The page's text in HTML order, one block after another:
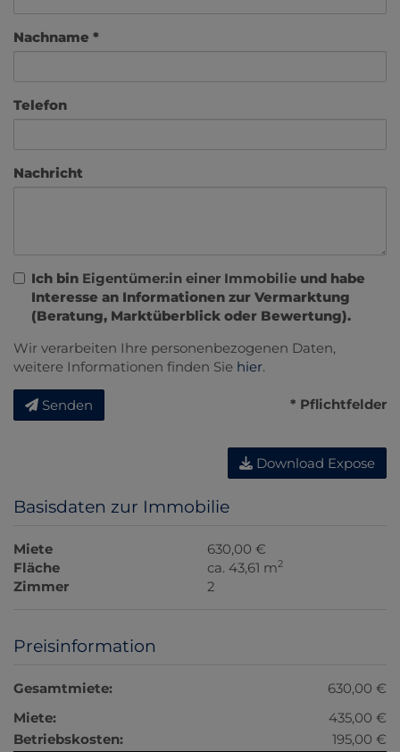
Nachname
Telefon
Nachricht
Ich bin Eigentümer:in einer Immobilie und habe
Interesse an Informationen zur Vermarktung
(Beratung, Marktüberblick oder Bewertung).
Wir verarbeiten Ihre personenbezogenen Daten,
weitere Informationen finden Sie hier.
Senden * Pflichtfelder
Download Expose
Basisdaten zur Immobilie
Miete
630,00 €
Fläche
ca. 43,61 m2
Zimmer 2
Preisinformation
Gesamtmiete:
630,00 €
Miete:
435,00 €
Betriebskosten:
195,00 €